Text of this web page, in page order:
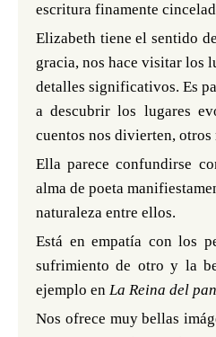
escritura finamente
Elizabeth tiene el sentido
gracia, nos hace visitar los
detalles significativos. Es
a descubrir los lugares
cuentos nos divierten,
Ella parece confundirse
alma de poeta
naturaleza entre ellos.
Está en empatía con los
sufrimiento de otro y la
ejemplo en La Reina del
Nos ofrece muy bellas